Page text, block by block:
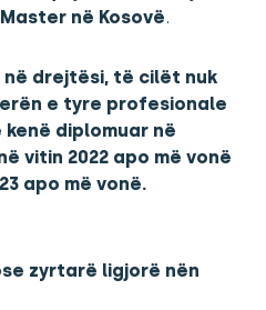
në Kosovë.
drejtësi, të cilët nuk
e tyre profesionale
diplomuar në
vitin 2022 apo më vonë
apo më vonë.
zyrtarë ligjorë nën